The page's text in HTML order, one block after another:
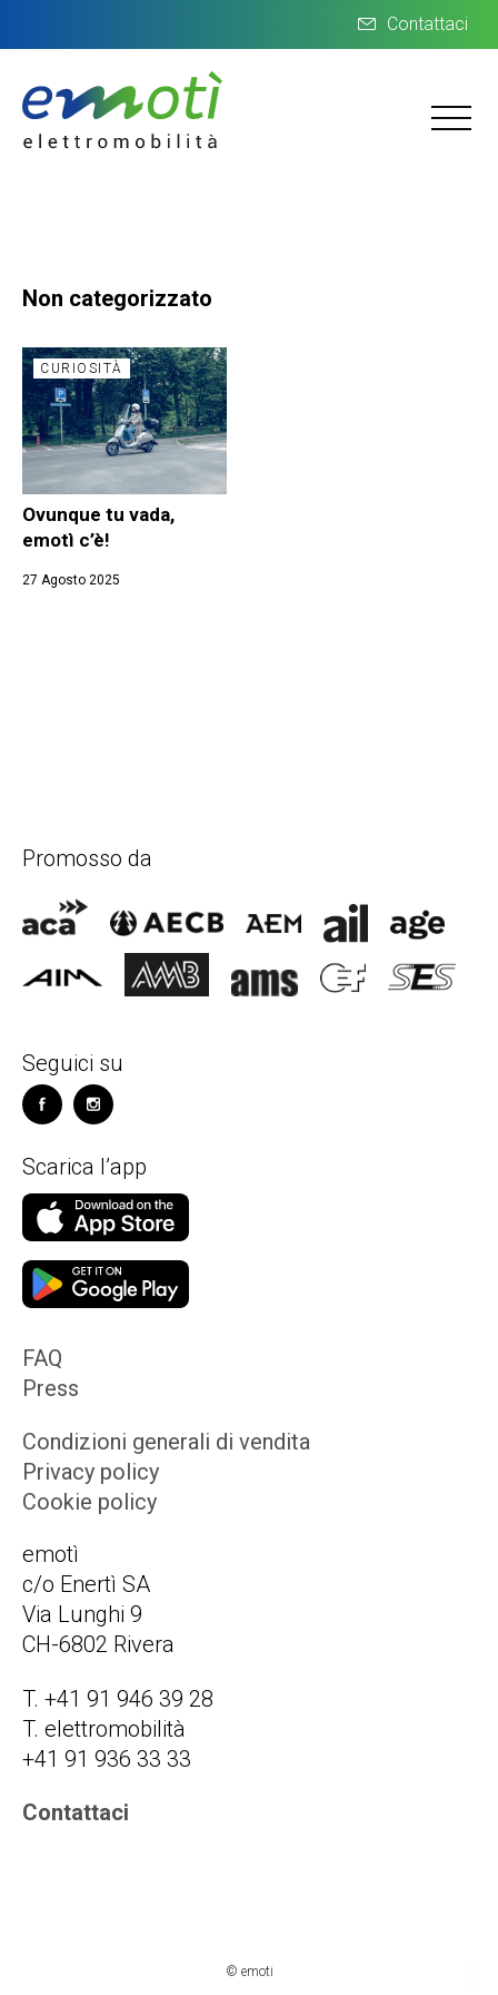
Contattaci
Non categorizzato
CURIOSITÀ
Ovunque tu vada,
emotì c’è!
27 Agosto 2025
Promosso da
Seguici su
Scarica l’app
FAQ
Press
Condizioni generali di vendita
Privacy policy
Cookie policy
emotì
c/o Enertì SA
Via Lunghi 9
CH-6802 Rivera
T. +41 91 946 39 28
T. elettromobilità
+41 91 936 33 33
Contattaci
© emoti